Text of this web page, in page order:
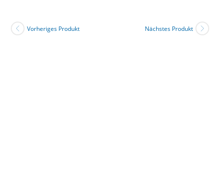
Vorheriges Produkt Nächstes Produkt